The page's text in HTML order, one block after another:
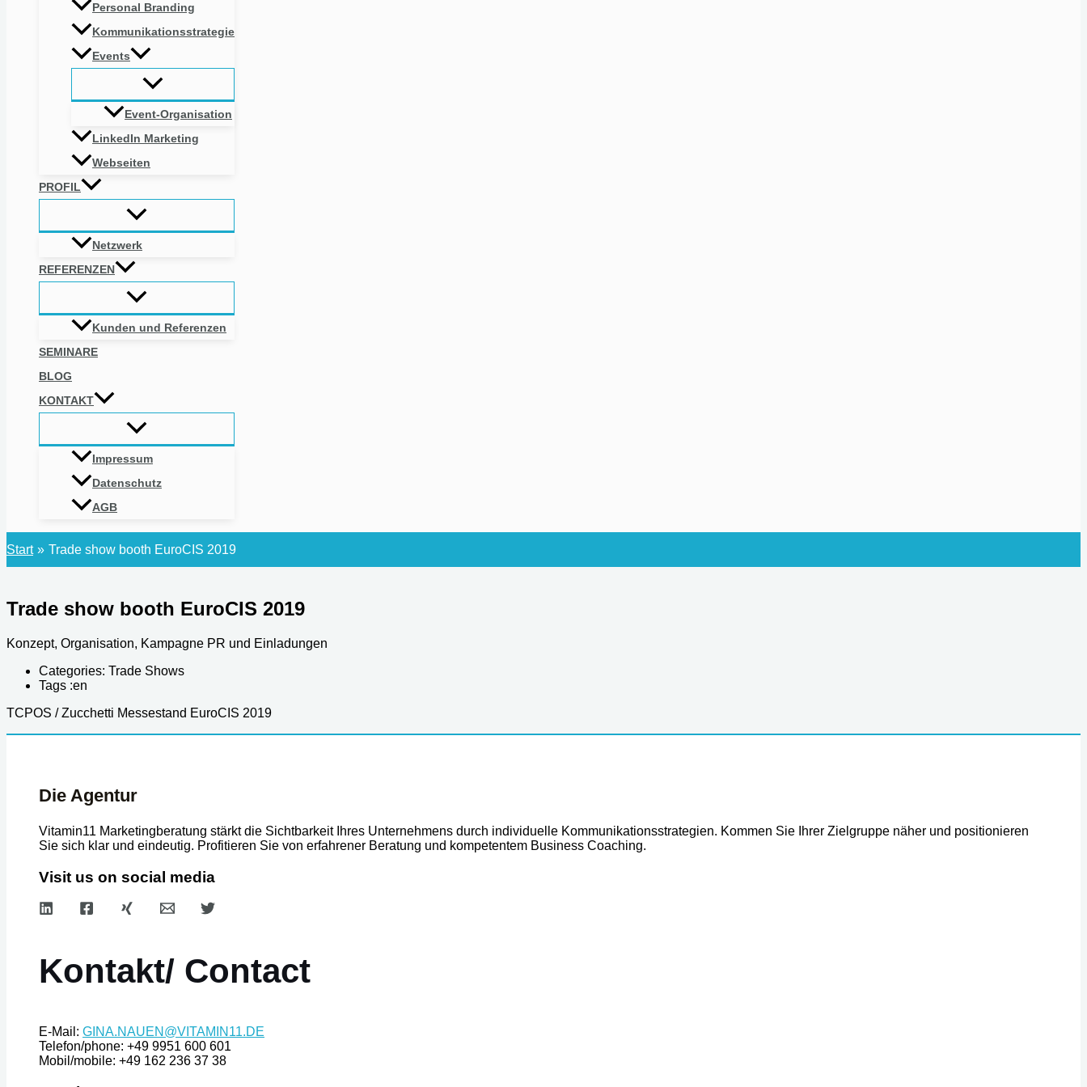
Personal Branding
Kommunikationsstrategie
Events
Event-Organisation
LinkedIn Marketing
Webseiten
PROFIL
Netzwerk
REFERENZEN
Kunden und Referenzen
SEMINARE
BLOG
KONTAKT
Impressum
Datenschutz
AGB
Start Trade show booth EuroCIS 2019
Trade show booth EuroCIS 2019
Konzept, Organisation, Kampagne PR und Einladungen
Categories: Trade Shows
Tags :en
TCPOS / Zucchetti Messestand EuroCIS 2019
Die Agentur
Vitamin11 Marketingberatung stärkt die Sichtbarkeit Ihres Unternehmens durch individuelle Kommunikationsstrategien. Kommen Sie Ihrer Zielgruppe näher und positionieren
Sie sich klar und eindeutig. Profitieren Sie von erfahrener Beratung und kompetentem Business Coaching.
Visit us on social media
Kontakt/ Contact
E-Mail: GINA.NAUEN@VITAMIN11.DE
Telefon/phone: +49 9951 600 601
Mobil/mobile: +49 162 236 37 38